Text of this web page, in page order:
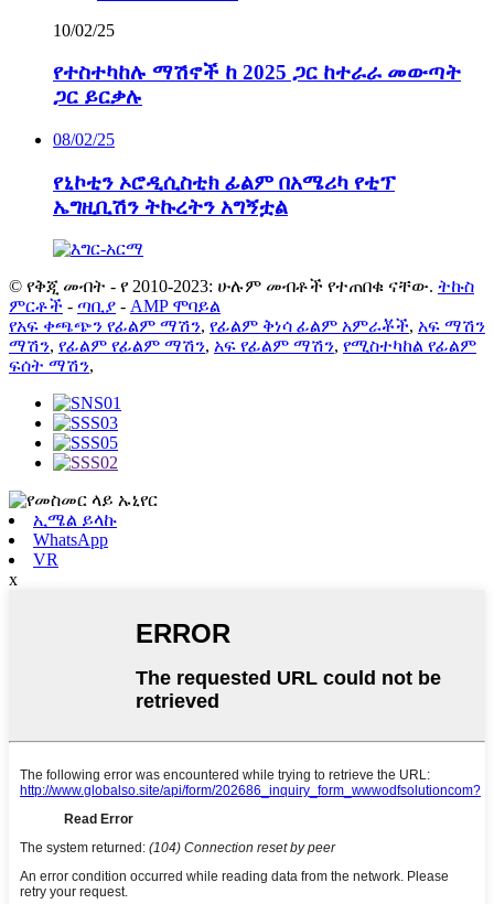
10/02/25
የተስተካከሉ ማሽኖች ከ 2025 ጋር ከተራራ መውጣት
ጋር ይርቃሉ
08/02/25
የኒኮቲን ኦሮዲሲስቲክ ፊልም በአሜሪካ የቲፕ
ኤግዚቢሽን ትኩረትን አግኝቷል
© የቅጂ መብት - የ 2010-2023: ሁሉም መብቶች የተጠበቁ ናቸው. ትኩስ
ምርቶች - ጣቢያ - AMP ሞባይል
የአፍ ቀጫጭን የፊልም ማሽን, የፊልም ቅነሳ ፊልም አምራቾች, አፍ ማሽን
ማሽን, የፊልም የፊልም ማሽን, አፍ የፊልም ማሽን, የሚስተካከል የፊልም
ፍሰት ማሽን,
ኢሜል ይላኩ
WhatsApp
VR
x